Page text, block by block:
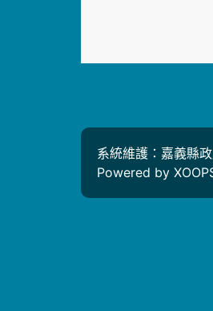
系統維護：嘉義縣
Powered by